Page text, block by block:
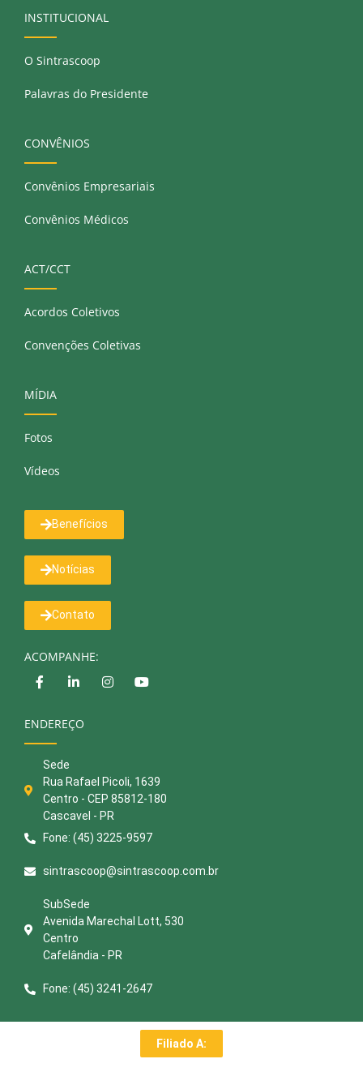
INSTITUCIONAL
O Sintrascoop
Palavras do Presidente
CONVÊNIOS
Convênios Empresariais
Convênios Médicos
ACT/CCT
Acordos Coletivos
Convenções Coletivas
MÍDIA
Fotos
Vídeos
Benefícios
Notícias
Contato
ACOMPANHE:
ENDEREÇO
Sede
Rua Rafael Picoli, 1639
Centro - CEP 85812-180
Cascavel - PR
Fone: (45) 3225-9597
sintrascoop@sintrascoop.com.br
SubSede
Avenida Marechal Lott, 530
Centro
Cafelândia - PR
Fone: (45) 3241-2647
Filiado A: